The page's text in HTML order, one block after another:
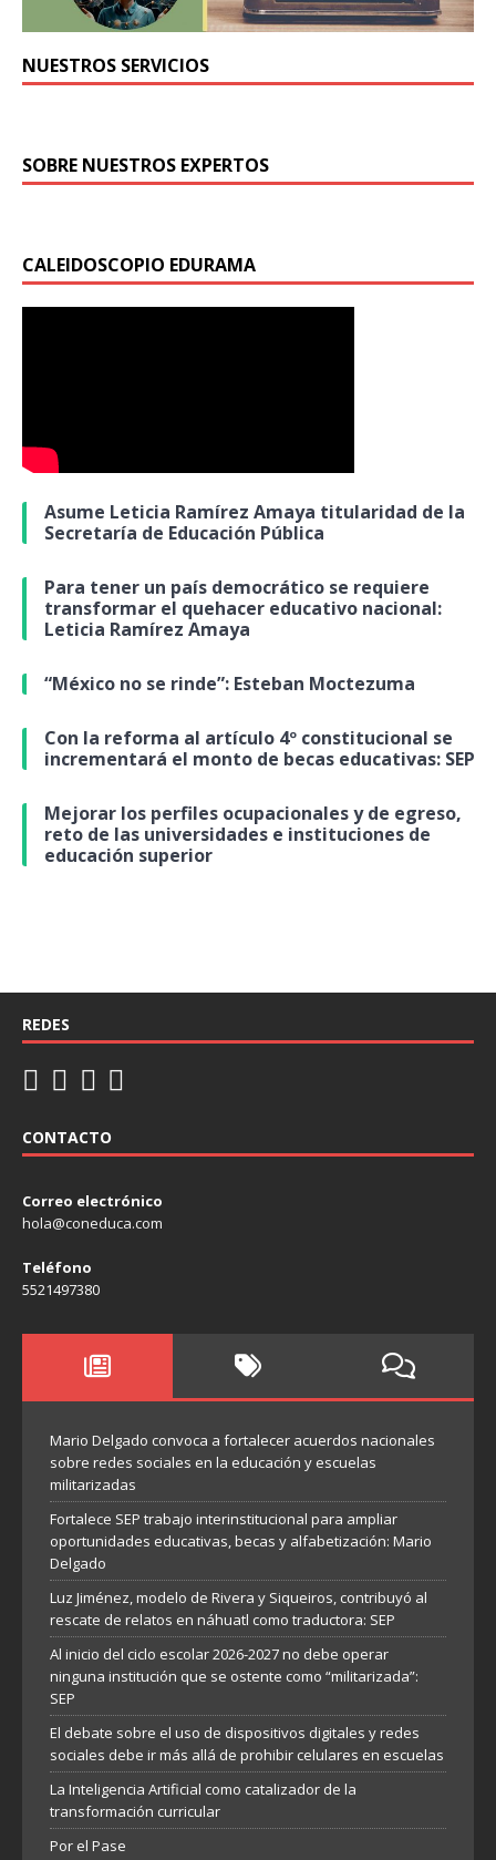
NUESTROS SERVICIOS
SOBRE NUESTROS EXPERTOS
CALEIDOSCOPIO EDURAMA
Asume Leticia Ramírez Amaya titularidad de la
Secretaría de Educación Pública
Para tener un país democrático se requiere
transformar el quehacer educativo nacional:
Leticia Ramírez Amaya
“México no se rinde”: Esteban Moctezuma
Con la reforma al artículo 4º constitucional se
incrementará el monto de becas educativas: SEP
Mejorar los perfiles ocupacionales y de egreso,
reto de las universidades e instituciones de
educación superior
REDES
CONTACTO
Correo electrónico
hola@coneduca.com
Teléfono
5521497380
Mario Delgado convoca a fortalecer acuerdos nacionales
sobre redes sociales en la educación y escuelas
militarizadas
Fortalece SEP trabajo interinstitucional para ampliar
oportunidades educativas, becas y alfabetización: Mario
Delgado
Luz Jiménez, modelo de Rivera y Siqueiros, contribuyó al
rescate de relatos en náhuatl como traductora: SEP
Al inicio del ciclo escolar 2026-2027 no debe operar
ninguna institución que se ostente como “militarizada”:
SEP
El debate sobre el uso de dispositivos digitales y redes
sociales debe ir más allá de prohibir celulares en escuelas
La Inteligencia Artificial como catalizador de la
transformación curricular
Por el Pase